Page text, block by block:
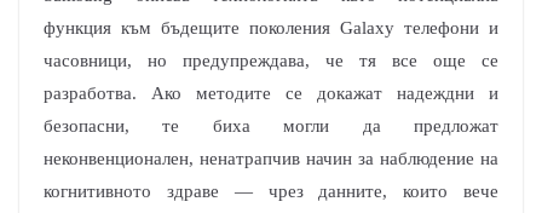
функция към бъдещите поколения Galaxy телефони и
часовници, но предупреждава, че тя все още се
разработва. Ако методите се докажат надеждни и
безопасни, те биха могли да предложат
неконвенционален, ненатрапчив начин за наблюдение на
когнитивното здраве — чрез данните, които вече